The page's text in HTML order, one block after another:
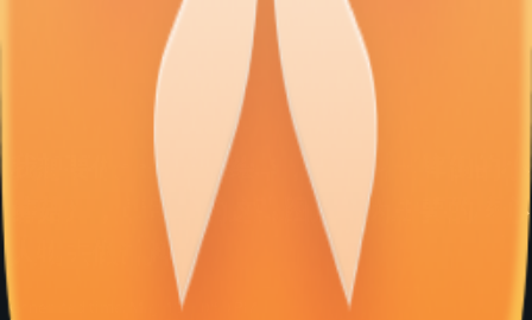
我想要做一个儿童绘本，名字叫《摔倒的小
蘑菇》，请用我的这张图片作为主要的核心
人物去做讲解
Generated time May 12 · 10:50 PM